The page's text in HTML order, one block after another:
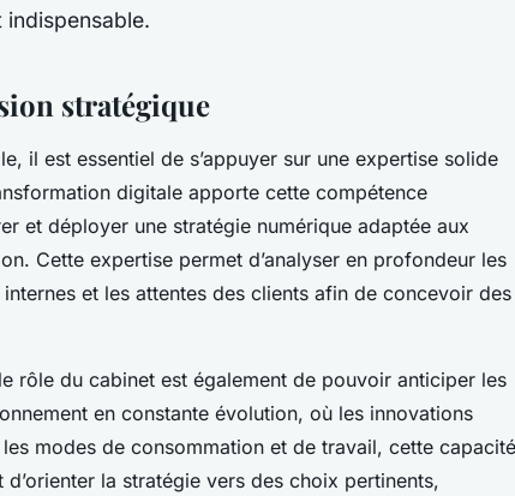
stratégique
il est essentiel de s’appuyer sur une expertise solide
digitale apporte cette compétence
et déployer une stratégie numérique adaptée aux
Cette expertise permet d’analyser en profondeur les
et les attentes des clients afin de concevoir des
rôle du cabinet est également de pouvoir anticiper les
en constante évolution, où les innovations
modes de consommation et de travail, cette capacité
la stratégie vers des choix pertinents,